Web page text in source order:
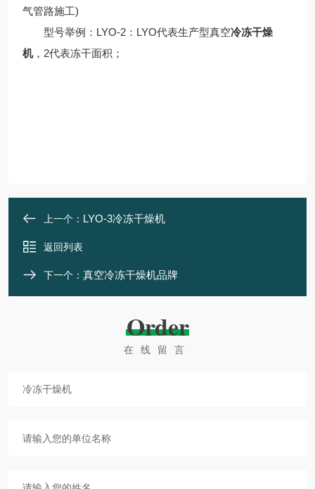
气管路施工)
型号举例：LYO-2：LYO代表生产型真空冷冻干燥
机，2代表冻干面积；
上一个： LYO-3冷冻干燥机
返回列表
下一个： 真空冷冻干燥机品牌
Order
在线留言